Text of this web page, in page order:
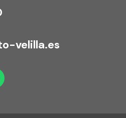
velilla.es